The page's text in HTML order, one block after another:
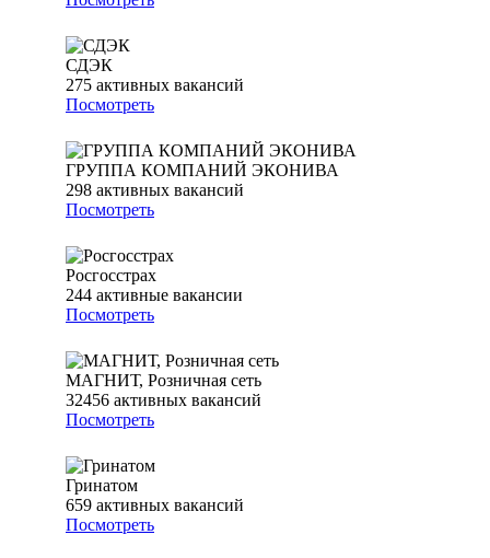
СДЭК
275 активных вакансий
Посмотреть
ГРУППА КОМПАНИЙ ЭКОНИВА
298 активных вакансий
Посмотреть
Росгосстрах
244 активные вакансии
Посмотреть
МАГНИТ, Розничная сеть
32456 активных вакансий
Посмотреть
Гринатом
659 активных вакансий
Посмотреть